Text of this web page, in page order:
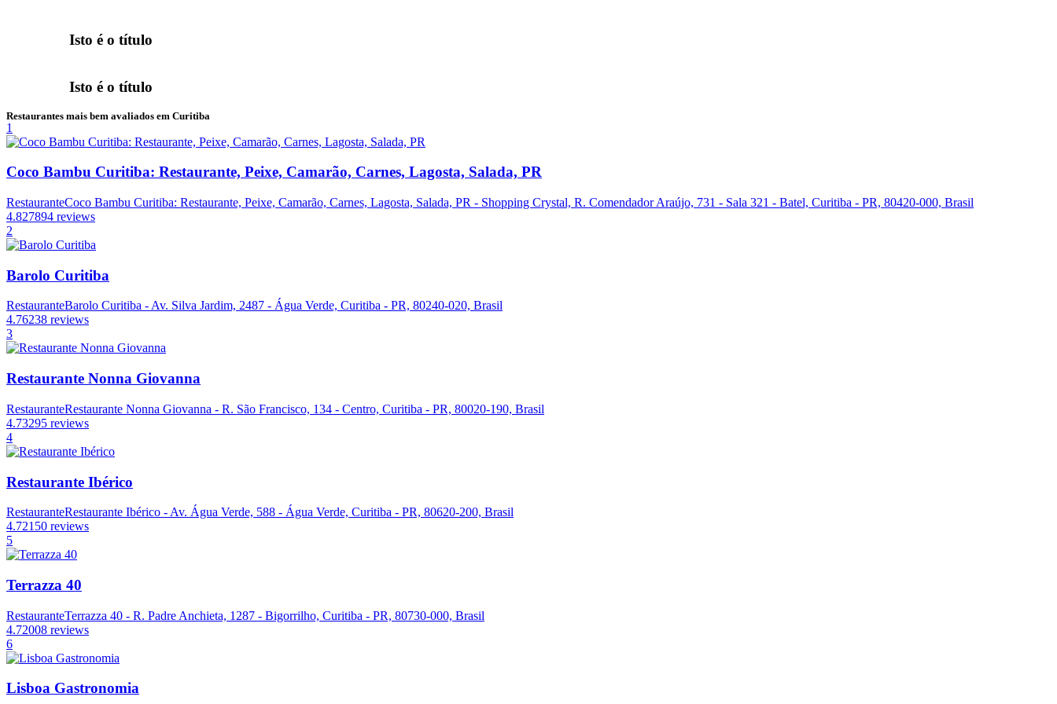
Isto é o título
Isto é o título
Restaurantes mais bem avaliados em Curitiba
1
Coco Bambu Curitiba: Restaurante, Peixe, Camarão, Carnes, Lagosta, Salada, PR
RestauranteCoco Bambu Curitiba: Restaurante, Peixe, Camarão, Carnes, Lagosta, Salada, PR - Shopping Crystal, R. Comendador Araújo, 731 - Sala 321 - Batel, Curitiba - PR, 80420-000, Brasil
4.827894 reviews
2
Barolo Curitiba
RestauranteBarolo Curitiba - Av. Silva Jardim, 2487 - Água Verde, Curitiba - PR, 80240-020, Brasil
4.76238 reviews
3
Restaurante Nonna Giovanna
RestauranteRestaurante Nonna Giovanna - R. São Francisco, 134 - Centro, Curitiba - PR, 80020-190, Brasil
4.73295 reviews
4
Restaurante Ibérico
RestauranteRestaurante Ibérico - Av. Água Verde, 588 - Água Verde, Curitiba - PR, 80620-200, Brasil
4.72150 reviews
5
Terrazza 40
RestauranteTerrazza 40 - R. Padre Anchieta, 1287 - Bigorrilho, Curitiba - PR, 80730-000, Brasil
4.72008 reviews
6
Lisboa Gastronomia